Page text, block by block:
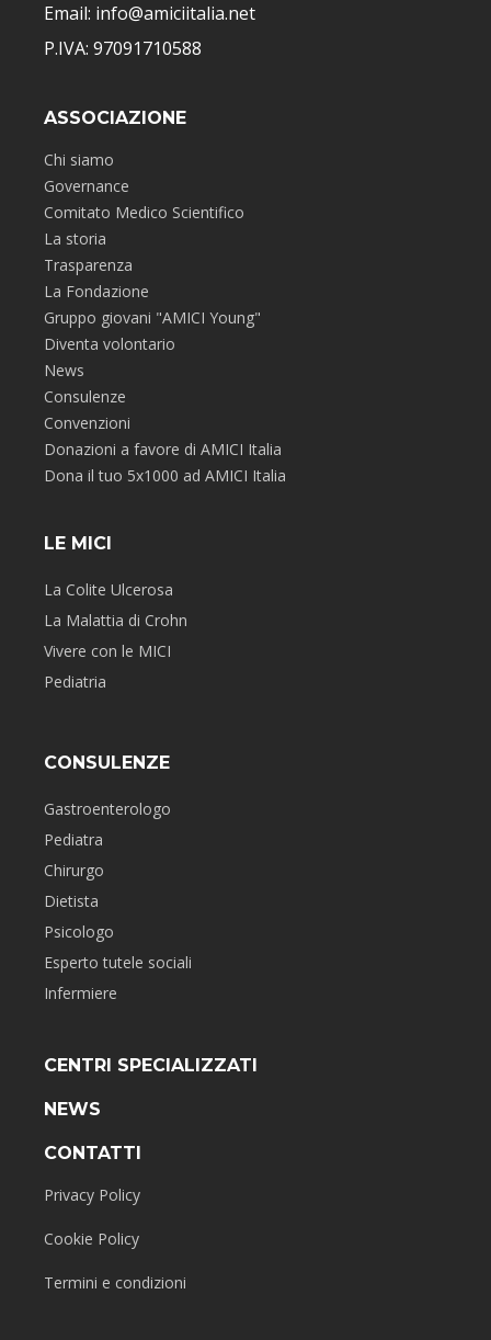
Email: info@amiciitalia.net
P.IVA: 97091710588
ASSOCIAZIONE
Chi siamo
Governance
Comitato Medico Scientifico
La storia
Trasparenza
La Fondazione
Gruppo giovani "AMICI Young"
Diventa volontario
News
Consulenze
Convenzioni
Donazioni a favore di AMICI Italia
Dona il tuo 5x1000 ad AMICI Italia
LE MICI
La Colite Ulcerosa
La Malattia di Crohn
Vivere con le MICI
Pediatria
CONSULENZE
Gastroenterologo
Pediatra
Chirurgo
Dietista
Psicologo
Esperto tutele sociali
Infermiere
CENTRI SPECIALIZZATI
NEWS
CONTATTI
Privacy Policy
Cookie Policy
Termini e condizioni